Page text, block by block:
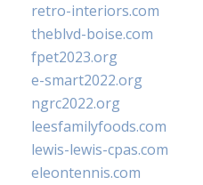
retro-interiors.com
theblvd-boise.com
fpet2023.org
e-smart2022.org
ngrc2022.org
leesfamilyfoods.com
lewis-lewis-cpas.com
eleontennis.com